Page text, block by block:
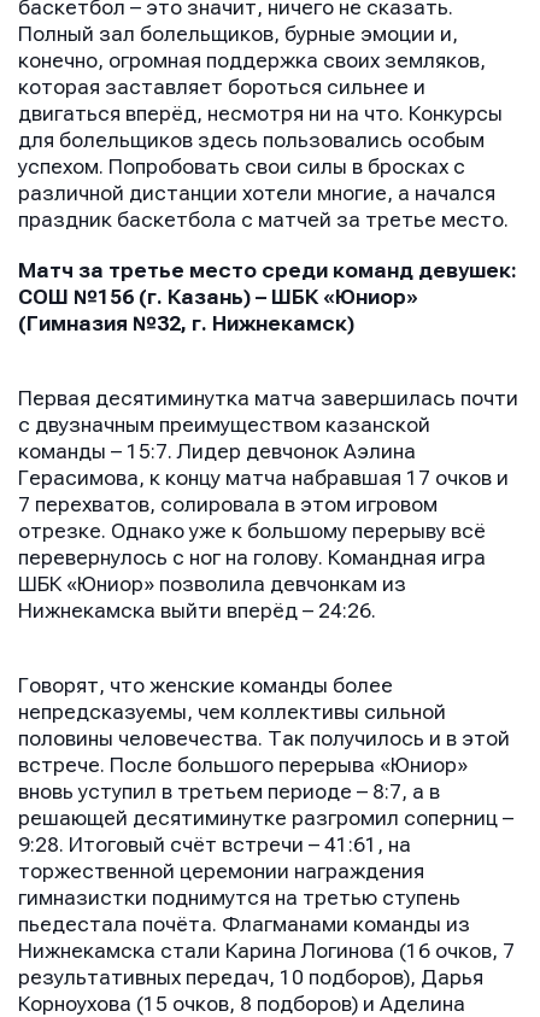
баскетбол – это значит, ничего не сказать.
Полный зал болельщиков, бурные эмоции и,
конечно, огромная поддержка своих земляков,
которая заставляет бороться сильнее и
двигаться вперёд, несмотря ни на что. Конкурсы
для болельщиков здесь пользовались особым
успехом. Попробовать свои силы в бросках с
различной дистанции хотели многие, а начался
праздник баскетбола с матчей за третье место.
Матч за третье место среди команд девушек:
СОШ №156 (г. Казань) – ШБК «Юниор»
(Гимназия №32, г. Нижнекамск)
Первая десятиминутка матча завершилась почти
с двузначным преимуществом казанской
команды – 15:7. Лидер девчонок Аэлина
Герасимова, к концу матча набравшая 17 очков и
7 перехватов, солировала в этом игровом
отрезке. Однако уже к большому перерыву всё
перевернулось с ног на голову. Командная игра
ШБК «Юниор» позволила девчонкам из
Нижнекамска выйти вперёд – 24:26.
Говорят, что женские команды более
непредсказуемы, чем коллективы сильной
половины человечества. Так получилось и в этой
встрече. После большого перерыва «Юниор»
вновь уступил в третьем периоде – 8:7, а в
решающей десятиминутке разгромил соперниц –
9:28. Итоговый счёт встречи – 41:61, на
торжественной церемонии награждения
гимназистки поднимутся на третью ступень
пьедестала почёта. Флагманами команды из
Нижнекамска стали Карина Логинова (16 очков, 7
результативных передач, 10 подборов), Дарья
Корноухова (15 очков, 8 подборов) и Аделина